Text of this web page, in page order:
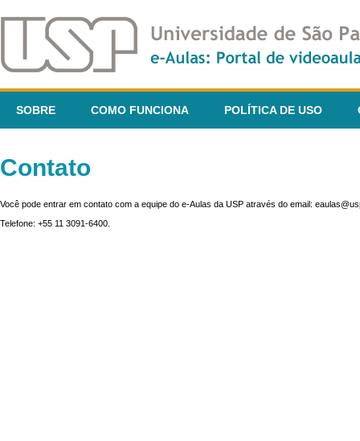
SOBRE COMO FUNCIONA POLÍTICA DE USO
Contato
Você pode entrar em contato com a equipe do e-Aulas da USP através do email:
Telefone: +55 11 3091-6400.